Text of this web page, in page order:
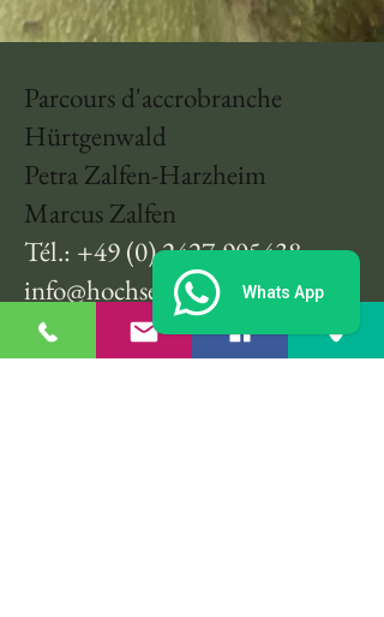
Parcours d'accrobranche
Hürtgenwald
Petra Zalfen-Harzheim
Marcus Zalfen
Tél.: +49 (0) 2427-905438
info@hochseilgarten-
huertgenwald.com
Instructions:
Whats App